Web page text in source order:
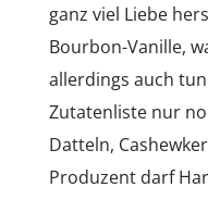
ganz viel Liebe
Bourbon-Vanille,
allerdings auch
Zutatenliste nur
Datteln,
Produzent darf